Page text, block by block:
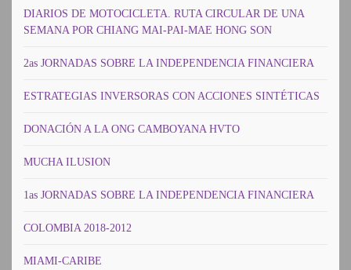
DIARIOS DE MOTOCICLETA. RUTA CIRCULAR DE UNA
SEMANA POR CHIANG MAI-PAI-MAE HONG SON
2as JORNADAS SOBRE LA INDEPENDENCIA FINANCIERA
ESTRATEGIAS INVERSORAS CON ACCIONES SINTÉTICAS
DONACIÓN A LA ONG CAMBOYANA HVTO
MUCHA ILUSION
1as JORNADAS SOBRE LA INDEPENDENCIA FINANCIERA
COLOMBIA 2018-2012
MIAMI-CARIBE